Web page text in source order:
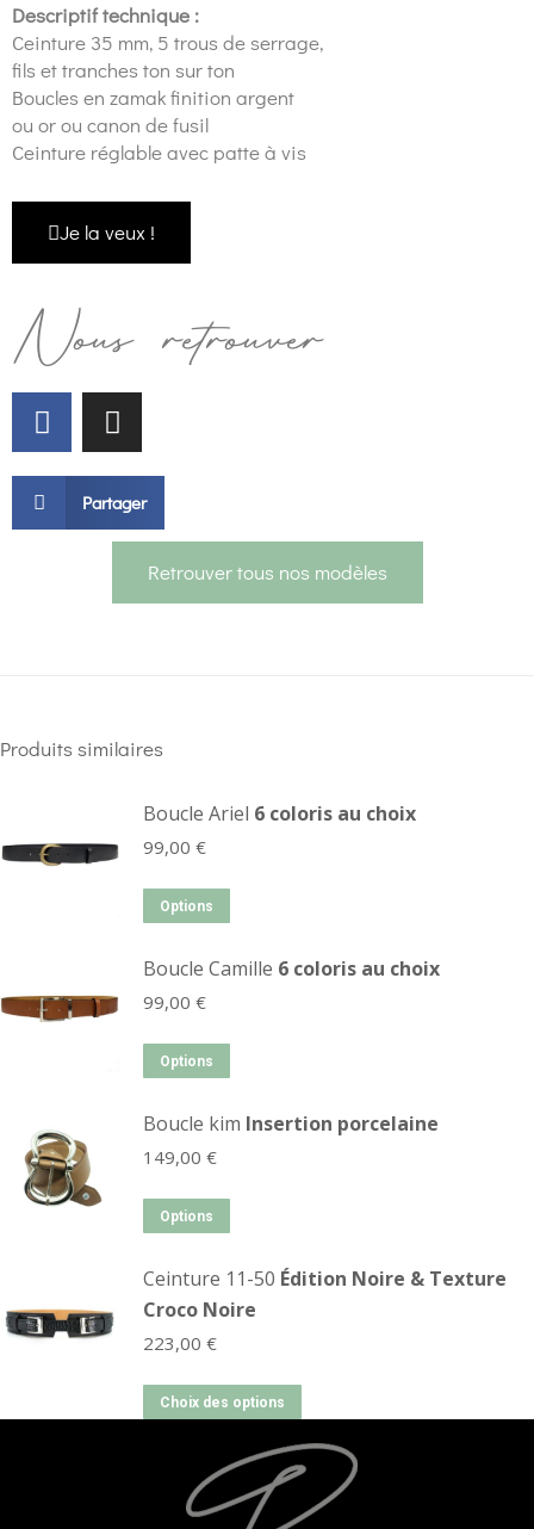
Descriptif technique :
Ceinture 35 mm, 5 trous de serrage,
fils et tranches ton sur ton
Boucles en zamak finition argent
ou or ou canon de fusil
Ceinture réglable avec patte à vis
Je la veux !
Nous retrouver
Partager
Retrouver tous nos modèles
Produits similaires
Boucle Ariel 6 coloris au choix
99,00 €
Options
Boucle Camille 6 coloris au choix
99,00 €
Options
Boucle kim Insertion porcelaine
149,00 €
Options
Ceinture 11-50 Édition Noire & Texture
Croco Noire
223,00 €
Choix des options